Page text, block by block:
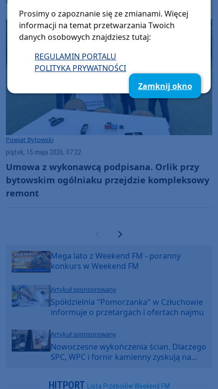
Powiat Bytowski
piątek, 15 maja 2026, 07:22
Umowa z wykonawcą podpisana. Orlik przy
bytowskim ogólniaku przejdzie kompleksowy
remont
Poprzednia strona
Następna strona
Mega lato z Weekend FM - poranny
konkurs w Weekend FM
Artykuł sponsorowany
Spółdzielnia "Pomorzanka" w Człuchowie
informuje o przetargach i ofertach najmu
Artykuł sponsorowany
Nowoczesne wykończenia ścian. Dlaczego
SPC, WPC i fornir kamienny zyskują na
HITPORT Lista Przebojów Weekend FM
Prosimy o zapoznanie się ze zmianami. Więcej
informacji na temat przetwarzania Twoich
danych osobowych znajdziesz tutaj:
REGULAMIN PORTALU
POLITYKA PRYWATNOŚCI
Zamknij okno